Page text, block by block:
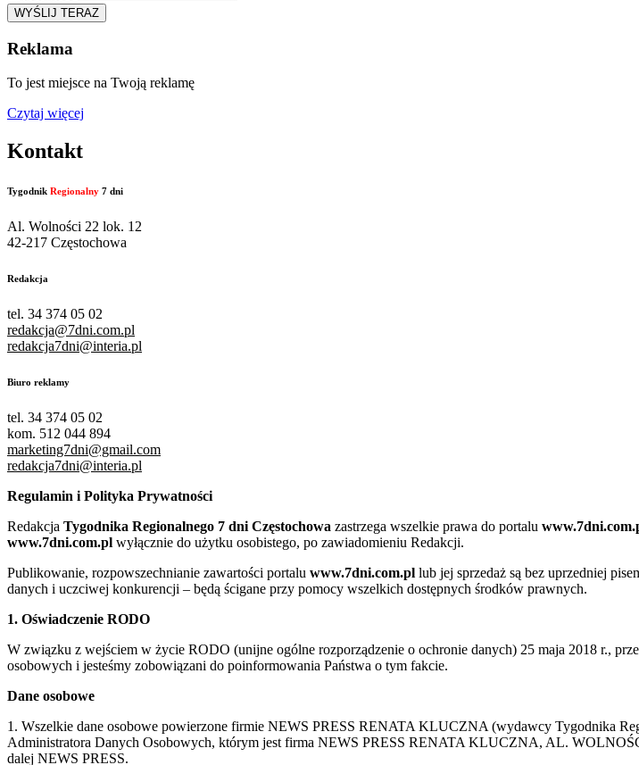
WYŚLIJ TERAZ
Reklama
To jest miejsce na Twoją reklamę
Czytaj więcej
Kontakt
Tygodnik Regionalny 7 dni
Al. Wolności 22 lok. 12
42-217 Częstochowa
Redakcja
tel. 34 374 05 02
redakcja@7dni.com.pl
redakcja7dni@interia.pl
Biuro reklamy
tel. 34 374 05 02
kom. 512 044 894
marketing7dni@gmail.com
redakcja7dni@interia.pl
Regulamin i Polityka Prywatności
Redakcja Tygodnika Regionalnego 7 dni Częstochowa zastrzega wszelkie prawa do portalu
www.7dni.com.pl wyłącznie do użytku osobistego, po zawiadomieniu Redakcji.
Publikowanie, rozpowszechnianie zawartości portalu www.7dni.com.pl lub jej sprzedaż są bez uprzedniej
danych i uczciwej konkurencji – będą ścigane przy pomocy wszelkich dostępnych środków prawnych.
1. Oświadczenie RODO
W związku z wejściem w życie RODO (unijne ogólne rozporządzenie o ochronie danych) 25 maja 2018 r.,
osobowych i jesteśmy zobowiązani do poinformowania Państwa o tym fakcie.
Dane osobowe
1. Wszelkie dane osobowe powierzone firmie NEWS PRESS RENATA KLUCZNA (wydawcy Tygodnika
Administratora Danych Osobowych, którym jest firma NEWS PRESS RENATA KLUCZNA, AL.
dalej NEWS PRESS.